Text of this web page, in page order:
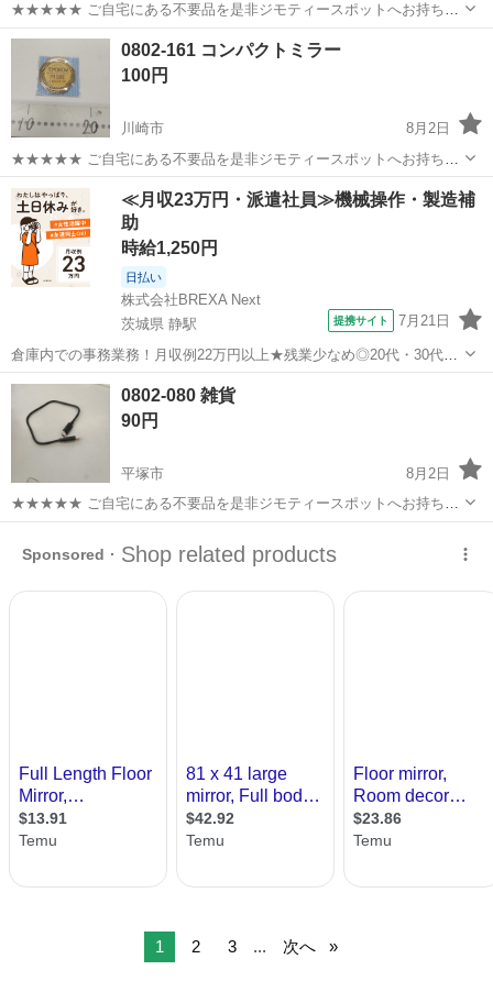
★★★★★ ご自宅にある不要品を是非ジモティースポットへお持ち込
みしませんか？ 家電、趣味・スポーツ・レジャー用品、こども用品、
衣料服飾品、生活雑貨、家具、本、CD・DVDなどが無料でまとめて持
ち込めます！ ※詳細はこ...
神奈川 相模原市 ミラー
0802-161 コンパクトミラー
100円
川崎市
8月2日
★★★★★ ご自宅にある不要品を是非ジモティースポットへお持ち込
みしませんか？ 家電、趣味・スポーツ・レジャー用品、こども用品、
衣料服飾品、生活雑貨、家具、本、CD・DVDなどが無料でまとめて持
ち込めます！ ※詳細はこ...
神奈川 川崎市 ミラー/鏡 現地
≪月収23万円・派遣社員≫機械操作・製造補
助
時給1,250円
日払い
株式会社BREXA Next
茨城県 静駅
提携サイト 7月21日
倉庫内での事務業務！月収例22万円以上★残業少なめ◎20代・30代・
40代の男女活躍中！空調完備で快適作業★食堂利用可◎マイカー通勤
OK◎無料駐車場完備！《茨城県常陸大宮市》 人気の工場のお仕事 ◇
電子部品製造倉庫内の事務...
茨城 常陸大宮市 静駅
0802-080 雑貨
90円
平塚市
8月2日
★★★★★ ご自宅にある不要品を是非ジモティースポットへお持ち込
みしませんか？ 家電、趣味・スポーツ・レジャー用品、こども用品、
衣料服飾品、生活雑貨、家具、本、CD・DVDなどが無料でまとめて持
ち込めます！ ※詳細はこ...
1 2 3 ... 次へ